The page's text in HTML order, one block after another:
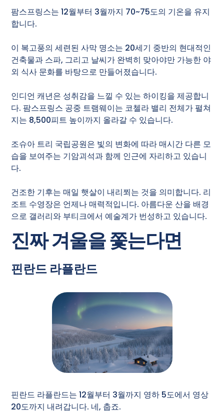
팜스프링스는 12월부터 3월까지 70~75도의 기온을 유지
합니다.
이 복고풍의 세련된 사막 명소는 20세기 중반의 현대적인
건축물과 스파, 그리고 날씨가 완벽히 맞아야만 가능한 야
외 식사 문화를 바탕으로 만들어졌습니다.
인디언 캐년은 성취감을 느낄 수 있는 하이킹을 제공합니
다. 팜스프링스 공중 트램웨이는 코첼라 밸리 전체가 펼쳐
지는 8,500피트 높이까지 올라갈 수 있습니다.
조슈아 트리 국립공원은 빛의 변화에 따라 매시간 다른 모
습을 보여주는 기암괴석과 함께 인근에 자리하고 있습니
다.
건조한 기후는 매일 햇살이 내리쬐는 것을 의미합니다. 리
조트 수영장은 언제나 매력적입니다. 아름다운 산을 배경
으로 갤러리와 부티크에서 예술계가 번성하고 있습니다.
진짜 겨울을 쫓는다면
핀란드 라플란드
핀란드 라플란드는 12월부터 3월까지 영하 5도에서 영상
20도까지 내려갑니다. 네, 춥죠.